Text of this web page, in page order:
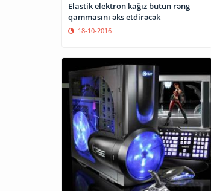
Elastik elektron kağız bütün rəng
qammasını əks etdirəcək
18-10-2016